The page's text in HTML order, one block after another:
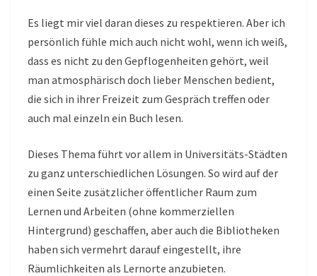
Es liegt mir viel daran dieses zu respektieren. Aber ich
persönlich fühle mich auch nicht wohl, wenn ich weiß,
dass es nicht zu den Gepflogenheiten gehört, weil
man atmosphärisch doch lieber Menschen bedient,
die sich in ihrer Freizeit zum Gespräch treffen oder
auch mal einzeln ein Buch lesen.
Dieses Thema führt vor allem in Universitäts-Städten
zu ganz unterschiedlichen Lösungen. So wird auf der
einen Seite zusätzlicher öffentlicher Raum zum
Lernen und Arbeiten (ohne kommerziellen
Hintergrund) geschaffen, aber auch die Bibliotheken
haben sich vermehrt darauf eingestellt, ihre
Räumlichkeiten als Lernorte anzubieten.